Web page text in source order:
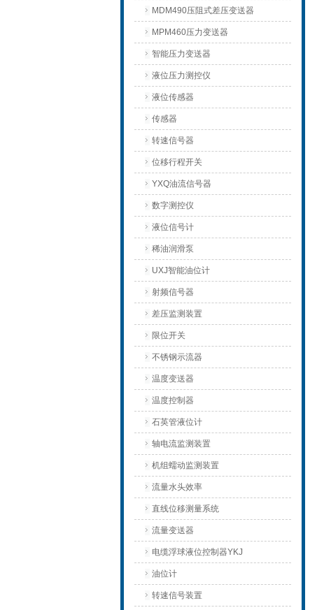
MDM490压阻式差压变送器
MPM460压力变送器
智能压力变送器
液位压力测控仪
液位传感器
传感器
转速信号器
位移行程开关
YXQ油流信号器
数字测控仪
液位信号计
稀油润滑泵
UXJ智能油位计
射频信号器
差压监测装置
限位开关
不锈钢示流器
温度变送器
温度控制器
石英管液位计
轴电流监测装置
机组蠕动监测装置
流量水头效率
直线位移测量系统
流量变送器
电缆浮球液位控制器YKJ
油位计
转速信号装置